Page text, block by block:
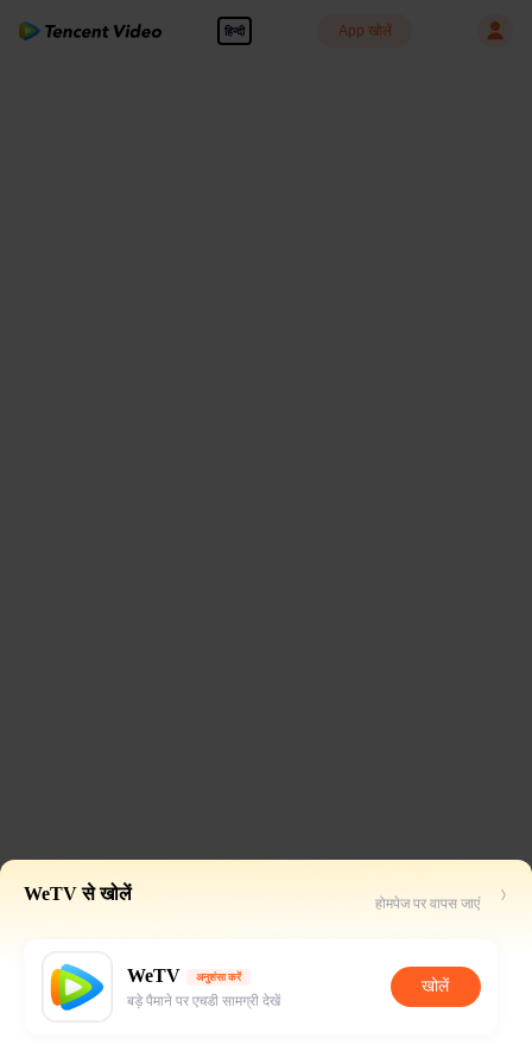
हिन्दी App खोलें
WeTV से खोलें होमपेज पर वापस जाएं
WeTV अनुशंसा करें
बड़े पैमाने पर एचडी सामग्री देखें
खोलें